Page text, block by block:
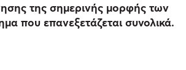
της σημερινής μορφής των
που επανεξετάζεται συνολικά.